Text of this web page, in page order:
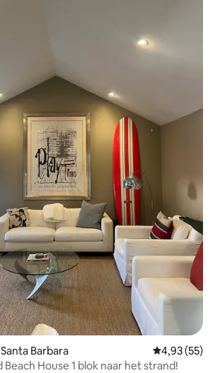
Barbara Gemiddelde
4,93 (55)
House 1 blok naar het strand!